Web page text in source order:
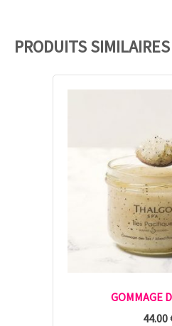
PRODUITS SIMILAIRES
GOMMAGE
44.00